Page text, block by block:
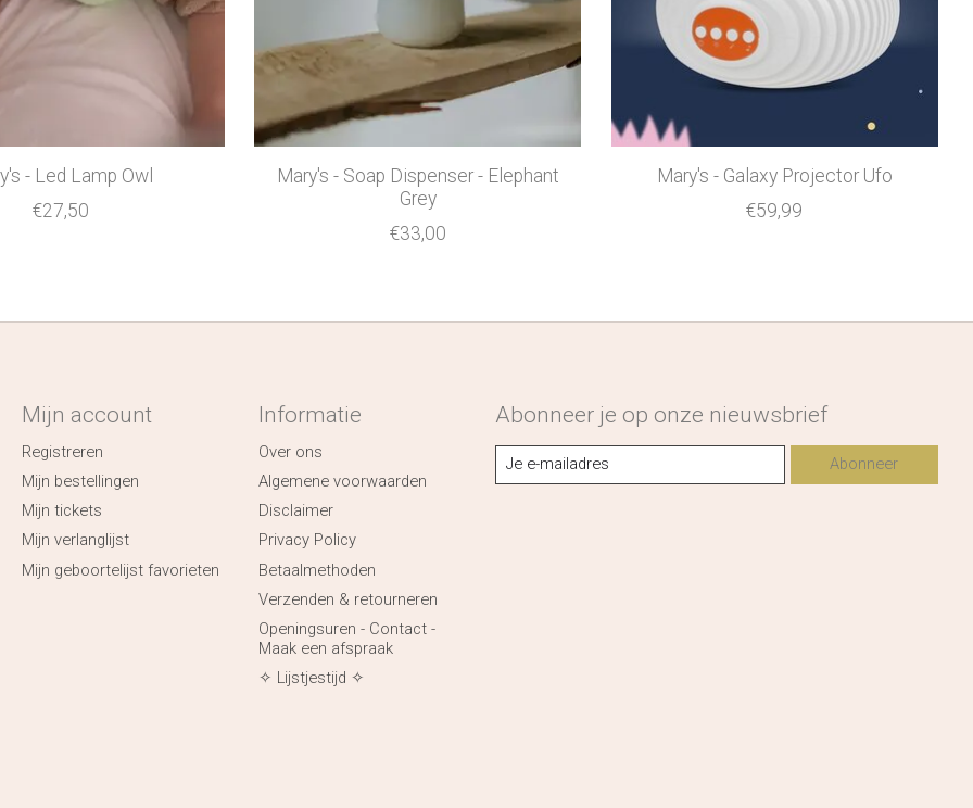
- Led Lamp Owl
€27,50
Mary's - Soap Dispenser - Elephant
Grey
€33,00
Mary's - Galaxy Projector Ufo
€59,99
Mijn account
Registreren
Mijn bestellingen
Mijn tickets
Mijn verlanglijst
Mijn geboortelijst favorieten
Informatie
Over ons
Algemene voorwaarden
Disclaimer
Privacy Policy
Betaalmethoden
Verzenden & retourneren
Openingsuren - Contact -
Maak een afspraak
✧ Lijstjestijd ✧
Abonneer je op onze nieuwsbrief
Abonneer